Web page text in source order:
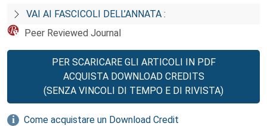
VAI AI FASCICOLI DELL’ANNATA :
Peer Reviewed Journal
PER SCARICARE GLI ARTICOLI IN PDF
ACQUISTA DOWNLOAD CREDITS
(SENZA VINCOLI DI TEMPO E DI RIVISTA)
Come acquistare un Download Credit